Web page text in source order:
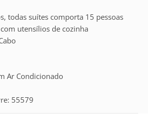
todas suítes comporta 15 pessoas
utensílios de cozinha
Ar Condicionado
55579